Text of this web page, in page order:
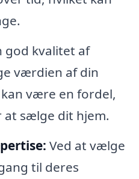
god kvalitet af
værdien af din
være en fordel,
at sælge dit hjem.
Ved at vælge
til deres